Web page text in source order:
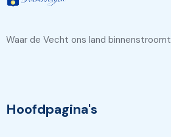
Waar de Vecht ons land binnenstroomt
Hoofdpagina's